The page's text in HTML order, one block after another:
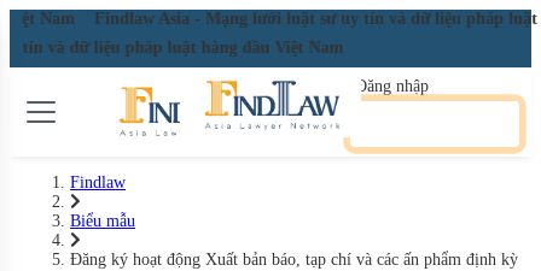
Nam
Findlaw Asia - Mạng lưới luật sư uy tín và dữ liệu pháp
tín và dữ liệu pháp luật hàng đầu Việt Nam
Đăng nhập
Findlaw
Biểu mẫu
Đăng ký hoạt động Xuất bản báo, tạp chí và các ấn phẩm định kỳ